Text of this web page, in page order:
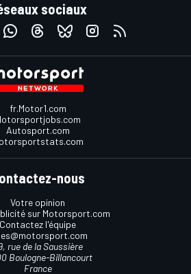
sociaux
fr.Motor1.com
Autosport.com
nous
Votre opinion
sur Motorsport.com
Contactez l'équipe
rue de la Saussière
Boulogne-Billancourt
France